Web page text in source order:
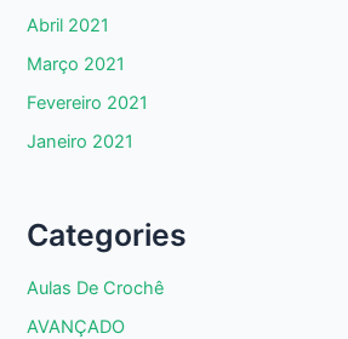
Abril 2021
Março 2021
Fevereiro 2021
Janeiro 2021
Categories
Aulas De Crochê
AVANÇADO